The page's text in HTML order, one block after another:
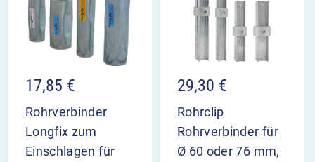
17,85 €
Rohrverbinder
Longfix zum
Einschlagen für
29,30 €
Rohrclip
Rohrverbinder für
Ø 60 oder 76 mm,